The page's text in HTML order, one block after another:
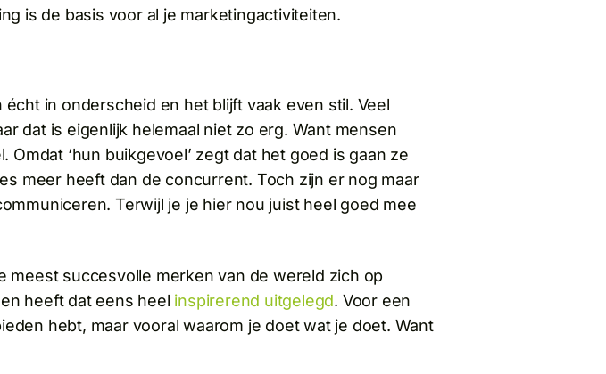
is de basis voor al je marketingactiviteiten.
in onderscheid en het blijft vaak even stil. Veel
dat is eigenlijk helemaal niet zo erg. Want mensen
‘hun buikgevoel’ zegt dat het goed is gaan ze
meer heeft dan de concurrent. Toch zijn er nog maar
Terwijl je je hier nou juist heel goed mee
meest succesvolle merken van de wereld zich op
heeft dat eens heel inspirerend uitgelegd. Voor een
hebt, maar vooral waarom je doet wat je doet. Want